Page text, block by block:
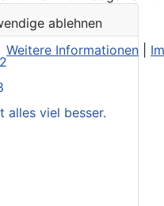
alles viel besser.
ablehnen
Weitere Informationen